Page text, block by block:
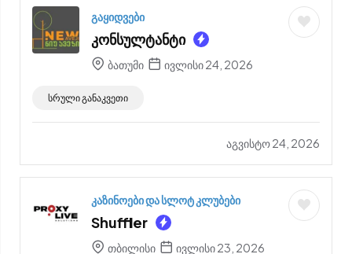
გაყიდვები
კონსულტანტი
ბათუმი ივლისი 24, 2026
სრული განაკვეთი
აგვისტო 24, 2026
კაზინოები და სლოტ კლუბები
Shuffler
თბილისი ივლისი 23, 2026